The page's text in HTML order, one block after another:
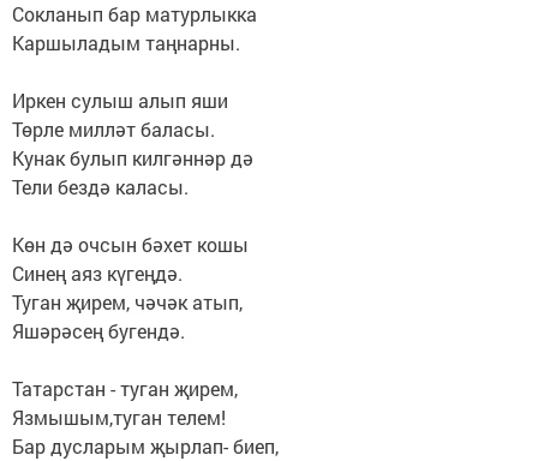
Сокланып бар матурлыкка
Каршыладым таңнарны.
Иркен сулыш алып яши
Төрле милләт баласы.
Кунак булып килгәннәр дә
Тели бездә каласы.
Көн дә очсын бәхет кошы
Синең аяз күгеңдә.
Туган җирем, чәчәк атып,
Яшәрәсең бугендә.
Татарстан - туган җирем,
Язмышым,туган телем!
Бар дусларым җырлап- биеп,